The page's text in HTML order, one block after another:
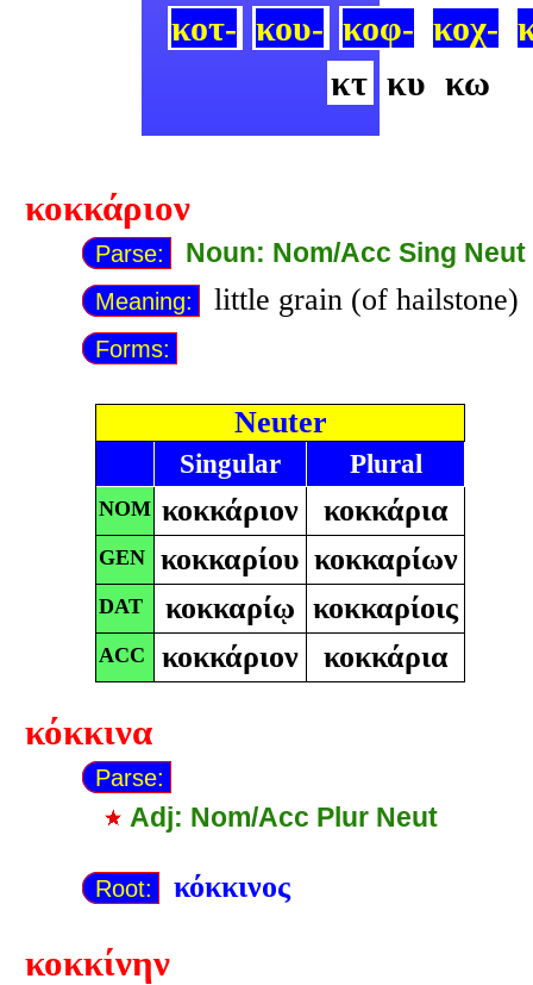
κοτ- κου- κοφ- κοχ-
κτ κυ κω
κοκκάριον
Parse: Noun: Nom/Acc Sing Neut
Meaning: little grain (of hailstone)
Forms:
Neuter
Singular Plural
NOM κοκκάριον κοκκάρια
GEN κοκκαρίου κοκκαρίων
DAT κοκκαρίῳ κοκκαρίοις
ACC κοκκάριον κοκκάρια
κόκκινα
Parse:
Adj: Nom/Acc Plur Neut
Root: κόκκινος
κοκκίνην